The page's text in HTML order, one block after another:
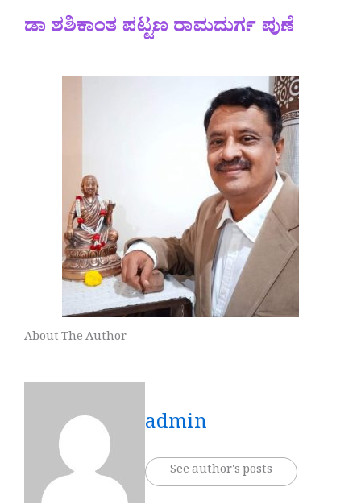
ಡಾ ಶಶಿಕಾಂತ ಪಟ್ಟಣ ರಾಮದುರ್ಗ ಪುಣೆ
About The Author
admin
See author's posts